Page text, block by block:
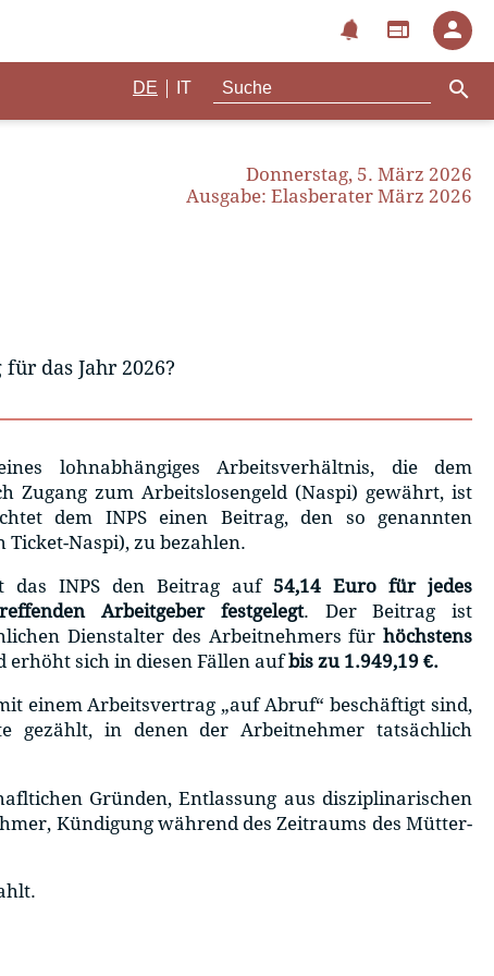
notifications web person
DE IT search
Donnerstag, 5. März 2026
Ausgabe: Elasberater März 2026
das Jahr 2026?
lohnabhängiges Arbeitsverhältnis, die dem
Zugang zum Arbeitslosengeld (Naspi) gewährt, ist
dem INPS einen Beitrag, den so genannten
Naspi), zu bezahlen.
das INPS den Beitrag auf 54,14 Euro für jedes
Arbeitgeber festgelegt. Der Beitrag ist
Dienstalter des Arbeitnehmers für höchstens
erhöht sich in diesen Fällen aufbis zu 1.949,19 €.
einem Arbeitsvertrag „auf Abruf“ beschäftigt sind,
gezählt, in denen der Arbeitnehmer tatsächlich
Gründen, Entlassung aus disziplinarischen
Kündigung während des Zeitraums des Mütter-